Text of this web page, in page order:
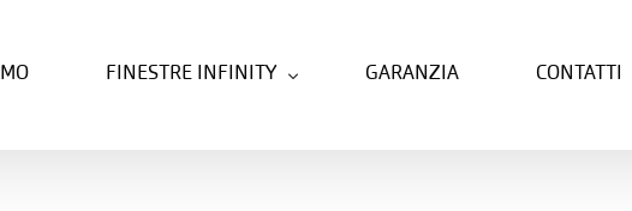
FINESTRE INFINITY GARANZIA CONTATTI